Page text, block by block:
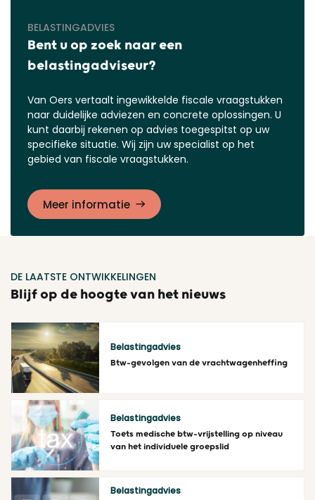
BELASTINGADVIES
Bent u op zoek naar een
belastingadviseur?
Van Oers vertaalt ingewikkelde fiscale vraagstukken
naar duidelijke adviezen en concrete oplossingen. U
kunt daarbij rekenen op advies toegespitst op uw
specifieke situatie. Wij zijn uw specialist op het
gebied van fiscale vraagstukken.
Meer informatie
DE LAATSTE ONTWIKKELINGEN
Blijf op de hoogte van het nieuws
Lees meer
Belastingadvies
Btw-gevolgen van de vrachtwagenheffing
Lees meer
Belastingadvies
Toets medische btw-vrijstelling op niveau
van het individuele groepslid
Belastingadvies